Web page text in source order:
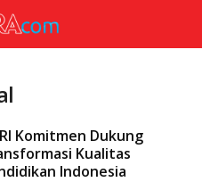
Komitmen Dukung
Kualitas
Indonesia